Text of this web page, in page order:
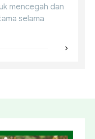
mencegah dan
selama